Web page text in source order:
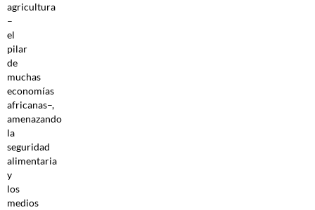
agricultura
–
el
pilar
de
muchas
economías
africanas–,
amenazando
la
seguridad
alimentaria
y
los
medios